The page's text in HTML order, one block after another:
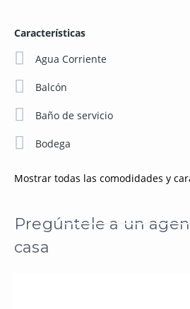
Características
Agua Corriente
Balcón
Baño de servicio
Bodega
Mostrar todas las comodidades y
Pregúntele a un
casa